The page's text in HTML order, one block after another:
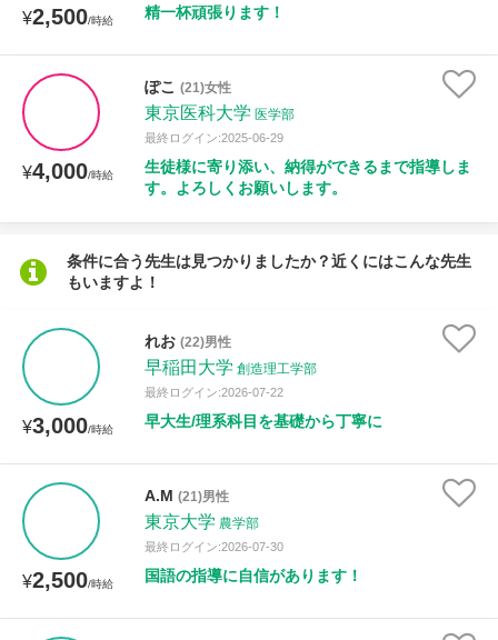
¥2,500/時給 精一杯頑張ります！
¥4,000/時給
ぽこ (21)女性
東京医科大学 医学部
最終ログイン:2025-06-29
生徒様に寄り添い、納得ができるまで指導しま
す。よろしくお願いします。
条件に合う先生は見つかりましたか？近くにはこんな先生
もいますよ！
¥3,000/時給
れお (22)男性
早稲田大学 創造理工学部
最終ログイン:2026-07-22
早大生/理系科目を基礎から丁寧に
¥2,500/時給
A.M (21)男性
東京大学 農学部
最終ログイン:2026-07-30
国語の指導に自信があります！